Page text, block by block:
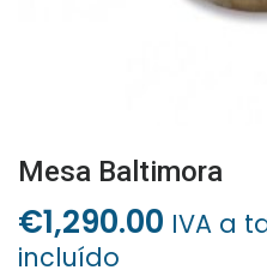
Mesa Baltimora
€1,290.00 IVA a
incluído